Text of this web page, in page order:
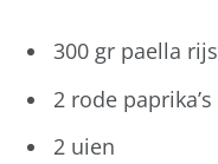
300 gr paella
2 rode paprika’s
2 uien